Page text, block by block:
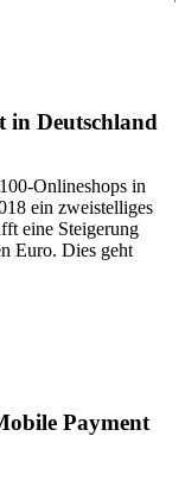
in Deutschland
Onlineshops in
ein zweistelliges
eine Steigerung
Euro. Dies geht
Payment